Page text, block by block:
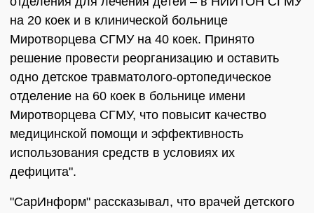
на 20 коек и в клинической больнице
Миротворцева СГМУ на 40 коек. Принято
решение провести реорганизацию и оставить
одно детское травматолого-ортопедическое
отделение на 60 коек в больнице имени
Миротворцева СГМУ, что повысит качество
медицинской помощи и эффективность
использования средств в условиях их
дефицита".
"СарИнформ" рассказывал, что врачей детского